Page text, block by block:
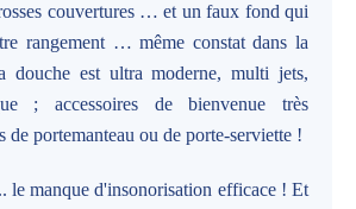
couvertures … et un faux fond qui
rangement … même constat dans la
douche est ultra moderne, multi jets,
; accessoires de bienvenue très
de portemanteau ou de porte-serviette !
le manque d'insonorisation efficace ! Et